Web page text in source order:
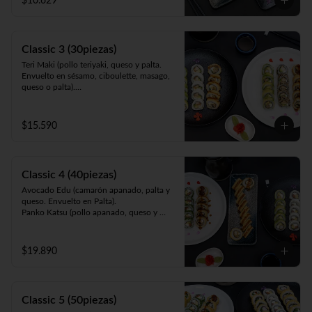
queso y cebollín. Frito en panko).
Classic 3 (30piezas)
Teri Maki (pollo teriyaki, queso y palta.
Envuelto en sésamo, ciboulette, masago,
queso o palta).
Panko Mushroom (champiñón apanado,
queso, cebollín. Frito en panko).
$15.590
Classic 4 (40piezas)
Avocado Edu (camarón apanado, palta y
queso. Envuelto en Palta).
Panko Katsu (pollo apanado, queso y
queso y cebollín. Frito en panko).
California Sake (salmón, queso y palta.
$19.890
Classic 5 (50piezas)